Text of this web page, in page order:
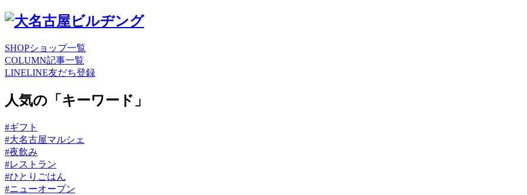
SHOPショップ一覧
COLUMN記事一覧
LINELINE友だち登録
人気の「キーワード」
#ギフト
#大名古屋マルシェ
#夜飲み
#レストラン
#ひとりごはん
#ニューオープン